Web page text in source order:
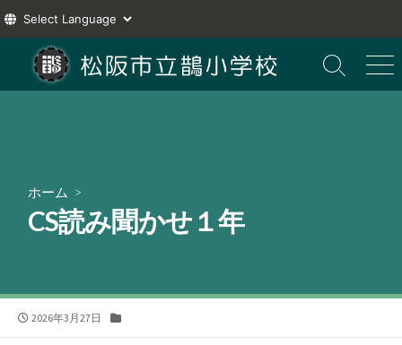
テ
検
索
メ
ニ
ホーム >
CS読み聞かせ１年
公
2026年3月27日